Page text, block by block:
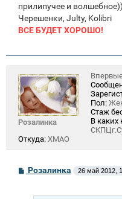
прилипучее и
Черешенки, Julty, Kolibri
ВСЕ БУДЕТ ХОРОШО!
Розалинка
Пол:
Стаж
В каких
Откуда: ХМАО
СРозалинка 26 май 2012,